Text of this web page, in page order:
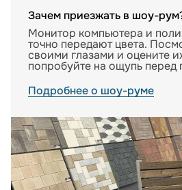
Зачем приезжать в шоу-
Монитор компьютера и
точно передают цвета.
своими глазами и оцените
попробуйте на ощупь перед
Подробнее о шоу-руме